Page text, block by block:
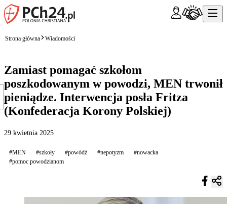
Strona główna Wiadomości
Zamiast pomagać szkołom
poszkodowanym w powodzi, MEN trwonił
pieniądze. Interwencja posła Fritza
(Konfederacja Korony Polskiej)
29 kwietnia 2025
#MEN #szkoły #powódź #nepotyzm
#nowacka
#pomoc powodzianom